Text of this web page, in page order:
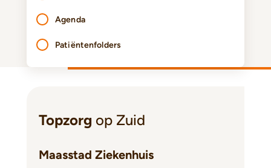
Agenda
Patiëntenfolders
Topzorg op Zuid
Maasstad Ziekenhuis